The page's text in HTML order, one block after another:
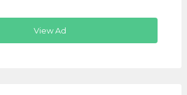
View Ad